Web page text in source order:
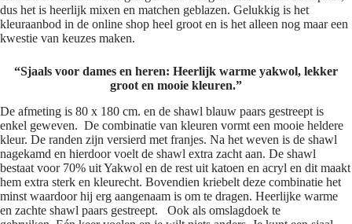
dus het is heerlijk mixen en matchen geblazen. Gelukkig is het
kleuraanbod in de online shop heel groot en is het alleen nog maar een
kwestie van keuzes maken.
“Sjaals voor dames en heren: Heerlijk warme yakwol, lekker
groot en mooie kleuren.”
De afmeting is 80 x 180 cm. en de shawl blauw paars gestreept is
enkel geweven. De combinatie van kleuren vormt een mooie heldere
kleur. De randen zijn versierd met franjes. Na het weven is de shawl
nagekamd en hierdoor voelt de shawl extra zacht aan. De shawl
bestaat voor 70% uit Yakwol en de rest uit katoen en acryl en dit maakt
hem extra sterk en kleurecht. Bovendien kriebelt deze combinatie het
minst waardoor hij erg aangenaam is om te dragen. Heerlijke warme
en zachte shawl paars gestreept. Ook als omslagdoek te